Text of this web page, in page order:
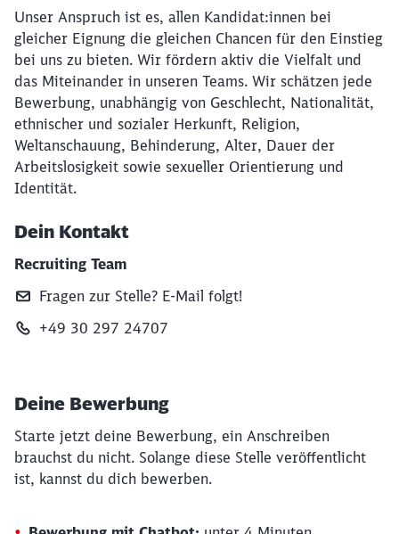
Unser Anspruch ist es, allen Kandidat:innen bei
gleicher Eignung die gleichen Chancen für den Einstieg
bei uns zu bieten. Wir fördern aktiv die Vielfalt und
das Miteinander in unseren Teams. Wir schätzen jede
Bewerbung, unabhängig von Geschlecht, Nationalität,
ethnischer und sozialer Herkunft, Religion,
Weltanschauung, Behinderung, Alter, Dauer der
Arbeitslosigkeit sowie sexueller Orientierung und
Identität.
Dein Kontakt
Recruiting Team
Fragen zur Stelle? E‑Mail folgt!
+49 30 297 24707
Deine Bewerbung
Starte jetzt deine Bewerbung, ein Anschreiben
brauchst du nicht. Solange diese Stelle veröffentlicht
ist, kannst du dich bewerben.